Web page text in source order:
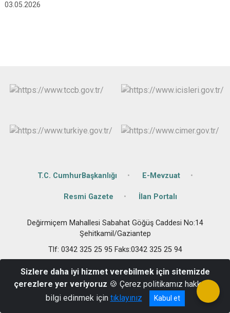
03.05.2026
T.C. CumhurBaşkanlığı E-Mevzuat
Resmi Gazete İlan Portalı
Değirmiçem Mahallesi Sabahat Göğüş Caddesi No:14
Şehitkamil/Gaziantep
Tlf: 0342 325 25 95 Faks:0342 325 25 94
Sizlere daha iyi hizmet verebilmek için sitemizde
çerezlere yer veriyoruz 🍪 Çerez politikamız hakkında
bilgi edinmek için tıklayınız Kabul et